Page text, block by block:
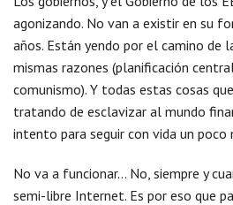
agonizando. No van a existir en su
años. Están yendo por el camino de
mismas razones (planificación
comunismo). Y todas estas cosas
tratando de esclavizar al mundo
intento para seguir con vida un poco
No va a funcionar… No, siempre y
semi-libre Internet. Es por eso que